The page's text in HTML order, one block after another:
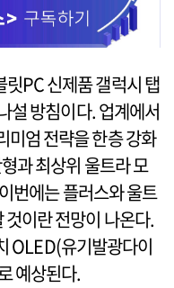
PC 신제품 갤럭시 탭
설 방침이다. 업계에서
미엄 전략을 한층 강화
과 최상위 울트라 모
번에는 플러스와 울트
이란 전망이 나온다.
OLED(유기발광다이
예상된다.